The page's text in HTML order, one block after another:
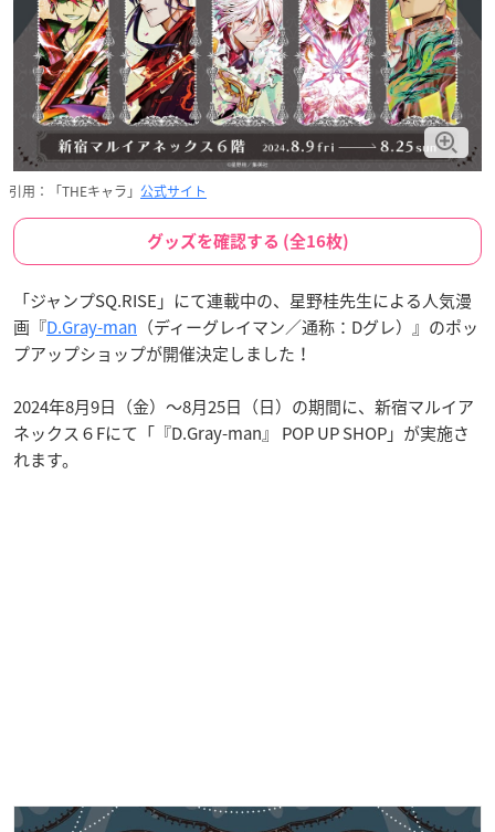
引用：「THEキャラ」 公式サイト
グッズを確認する (全16枚)
「ジャンプSQ.RISE」にて連載中の、星野桂先生による人気漫
画『D.Gray-man （ディーグレイマン／通称：Dグレ）』のポッ
プアップショップが開催決定しました！
2024年8月9日（金）～8月25日（日）の期間に、新宿マルイア
ネックス６Fにて「『D.Gray-man』 POP UP SHOP」が実施さ
れます。